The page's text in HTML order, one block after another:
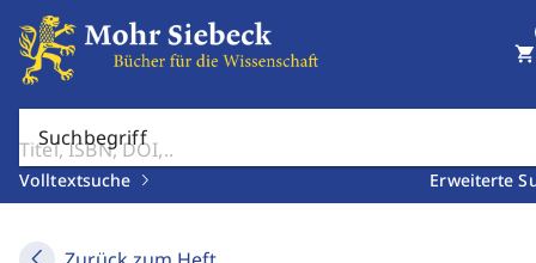
Suchbegriff
Volltextsuche Erweiterte
shopping_cart